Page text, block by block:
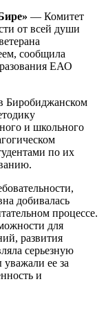
— Комитет
от всей души
сообщила
ЕАО
Биробиджанском
и школьного
по их
добивалась
процессе.
для
развития
серьезную
ее за
и